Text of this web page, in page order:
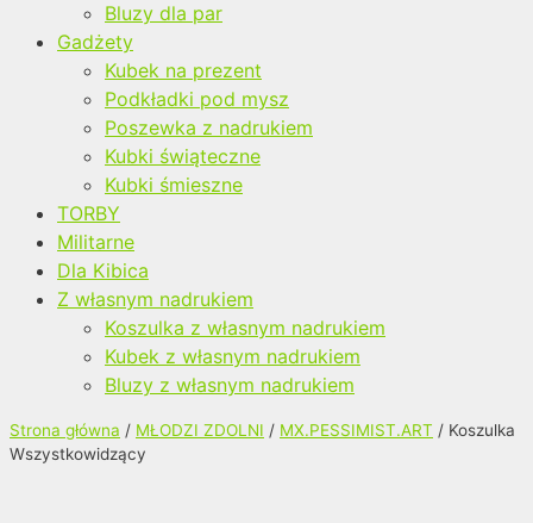
Bluzy dla par
Gadżety
Kubek na prezent
Podkładki pod mysz
Poszewka z nadrukiem
Kubki świąteczne
Kubki śmieszne
TORBY
Militarne
Dla Kibica
Z własnym nadrukiem
Koszulka z własnym nadrukiem
Kubek z własnym nadrukiem
Bluzy z własnym nadrukiem
Strona główna / MŁODZI ZDOLNI / MX.PESSIMIST.ART / Koszulka
Wszystkowidzący